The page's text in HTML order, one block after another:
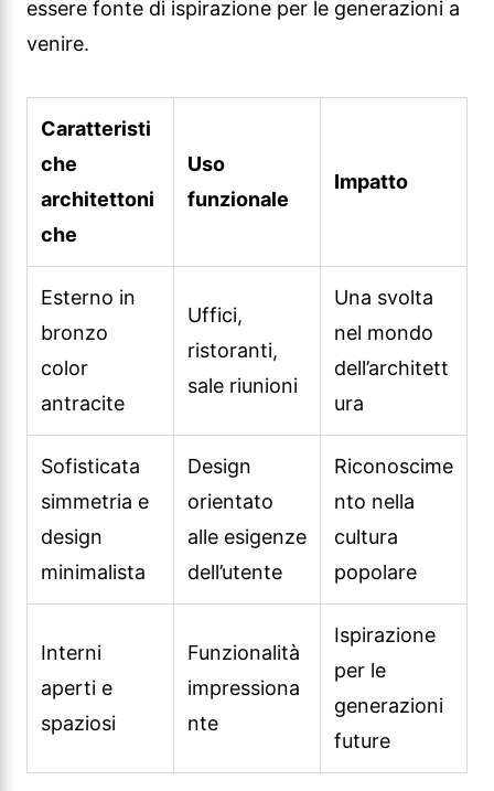
che
Uffici,
sale riunioni
ura
Sofisticata
alle esigenze
dell’utente
Interni
aperti e
spaziosi
Funzionalità
impressiona
nte
Ispirazione
Analisi del Seagram Building
L’analisi architettonica del Seagram Building
considera in dettaglio la forma, le proporzioni,
l’uso della luce e altri elementi architettonici
dell’edificio. Queste analisi mostrano come gli